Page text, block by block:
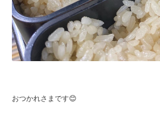
おつかれさまです😊